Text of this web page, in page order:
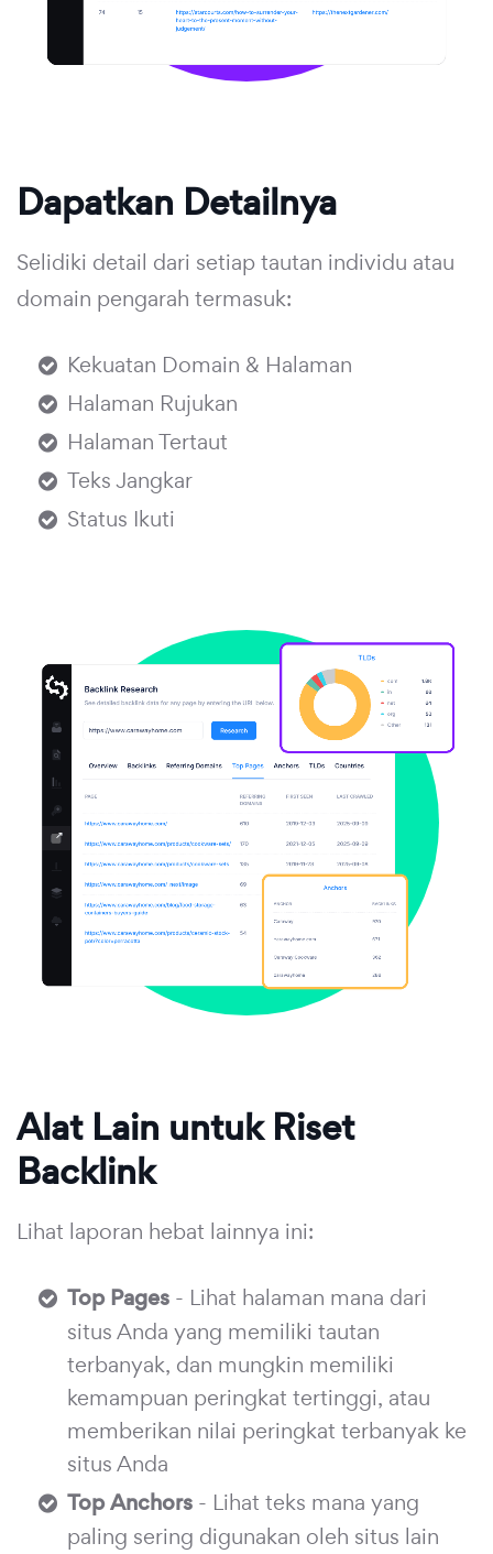
Dapatkan Detailnya
Selidiki detail dari setiap tautan individu atau
domain pengarah termasuk:
Kekuatan Domain & Halaman
Halaman Rujukan
Halaman Tertaut
Teks Jangkar
Status Ikuti
Alat Lain untuk Riset
Backlink
Lihat laporan hebat lainnya ini:
Top Pages - Lihat halaman mana dari
situs Anda yang memiliki tautan
terbanyak, dan mungkin memiliki
kemampuan peringkat tertinggi, atau
memberikan nilai peringkat terbanyak ke
situs Anda
Top Anchors - Lihat teks mana yang
paling sering digunakan oleh situs lain